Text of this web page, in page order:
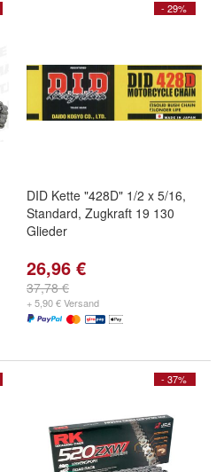
- 29%
DID Kette "428D" 1/2 x 5/16,
Standard, Zugkraft 19 130
Glieder
26,96 €
37,78 €
+ 5,90 € Versand
- 37%